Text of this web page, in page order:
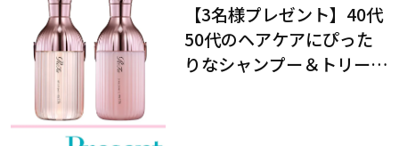
【3名様プレゼント】40代
50代のヘアケアにぴった
りなシャンプー＆トリート